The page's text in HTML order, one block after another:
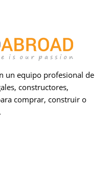
un equipo profesional de
constructores,
comprar, construir o